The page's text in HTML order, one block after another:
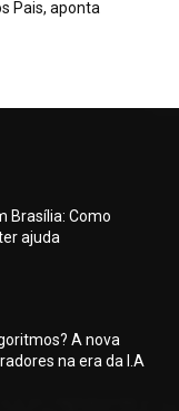
Pais, aponta
Brasília: Como
ajuda
A nova
na era da I.A